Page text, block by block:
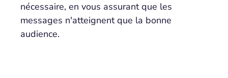
nécessaire, en vous assurant que les
messages n'atteignent que la bonne
audience.